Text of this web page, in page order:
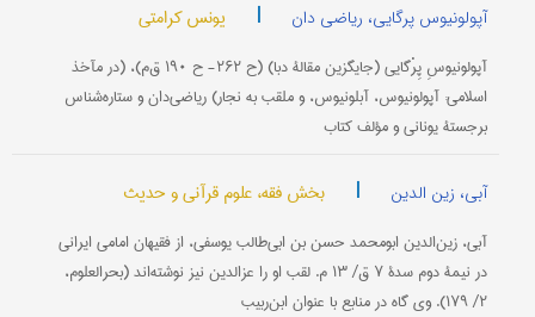
آپولونیوس پرگایی، ریاضی دان | یونس کرامتی
آپولونیوسِ پِرْگایی (جایگزین مقالۀ دبا) (ح ۲۶۲- ح ۱۹۰ ق‌م)، (در مآخذ
اسلامی: آپولونیوس، آبلونیوس، و ملقب به نجار) ریاضی‌دان و ستاره‌شناس
برجستۀ یونانی و مؤلف کتاب
آبی، زین الدین | بخش فقه، علوم قرآنی و حدیث
آبی، زین‌الدین ابومحمد حسن بن ابی‌طالب یوسفی، از فقیهان امامی ایرانی
در نیمۀ دوم سدۀ ۷ ق/ ۱۳ م. لقب او را عزالدین نیز نوشته‌اند (بحرالعلوم،
۲/ ۱۷۹). وی گاه در منابع با عنوان ابن‌ربیب